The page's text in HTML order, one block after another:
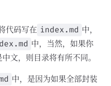
代码写在 index.md 中，
中，当然，如果你
文，则目录将有所不同。
中，是因为如果全部封装